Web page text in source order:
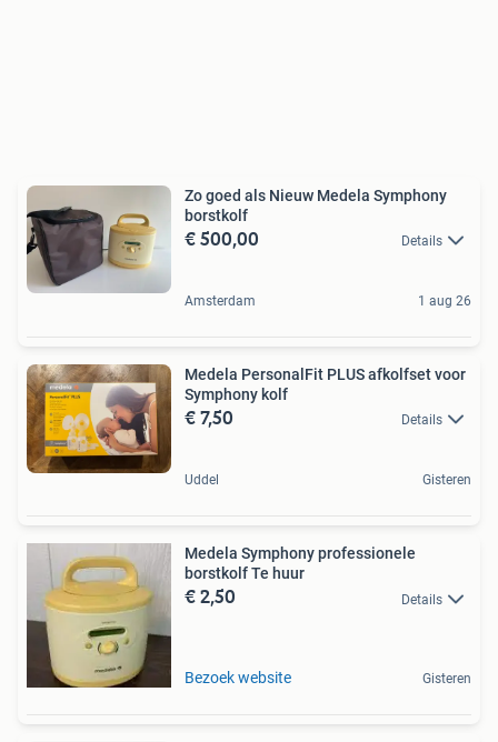
Zo goed als Nieuw Medela Symphony
borstkolf
€ 500,00 Details
Amsterdam 1 aug 26
Medela PersonalFit PLUS afkolfset voor
Symphony kolf
€ 7,50 Details
Uddel Gisteren
Medela Symphony professionele
borstkolf Te huur
€ 2,50 Details
Bezoek website Gisteren